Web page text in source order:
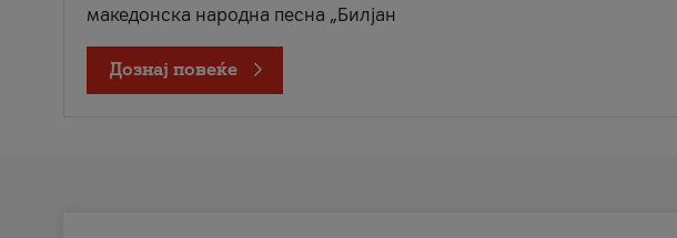
македонска народна песна „Билјан
Дознај повеќе